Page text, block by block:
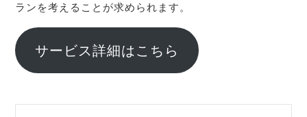
ランを考えることが求められます。
サービス詳細はこちら